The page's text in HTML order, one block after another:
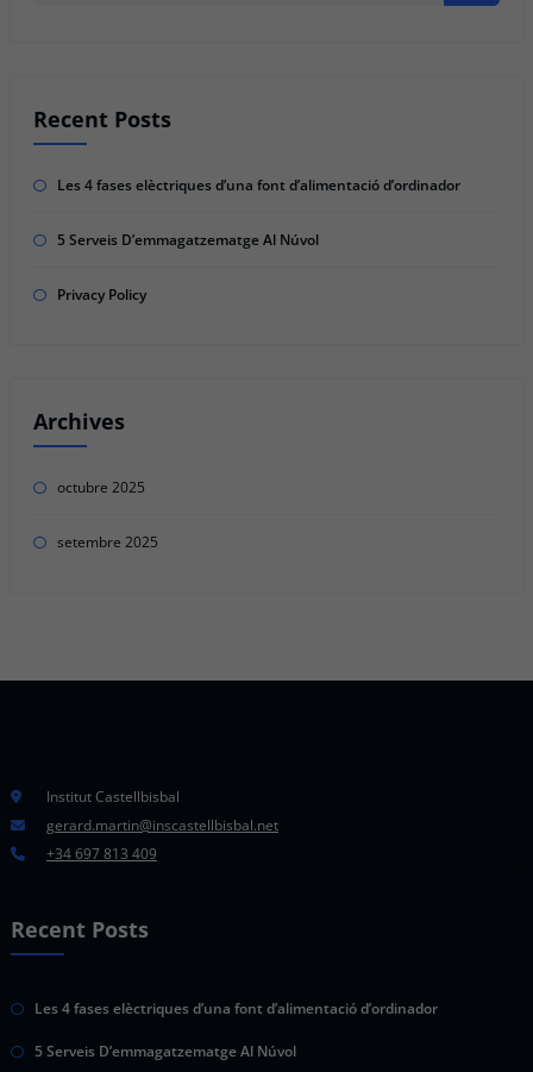
Recent Posts
Les 4 fases elèctriques d’una font d’alimentació d’ordinador
5 Serveis D’emmagatzematge Al Núvol
Privacy Policy
Archives
octubre 2025
setembre 2025
Institut Castellbisbal
gerard.martin@inscastellbisbal.net
+34 697 813 409
Recent Posts
Les 4 fases elèctriques d’una font d’alimentació d’ordinador
5 Serveis D’emmagatzematge Al Núvol